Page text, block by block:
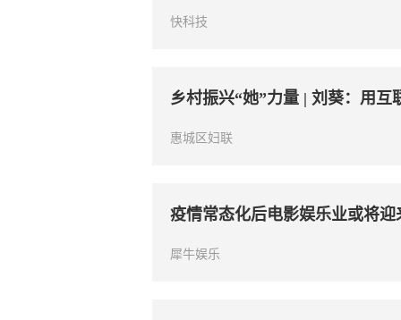
快科技
乡村振兴“她”力量 | 刘葵：用互
惠城区妇联
疫情常态化后电影娱乐业或将
犀牛娱乐